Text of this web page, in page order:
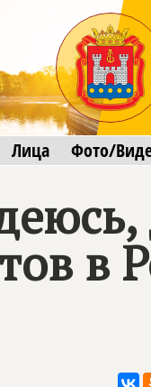
Лица Фото/
в